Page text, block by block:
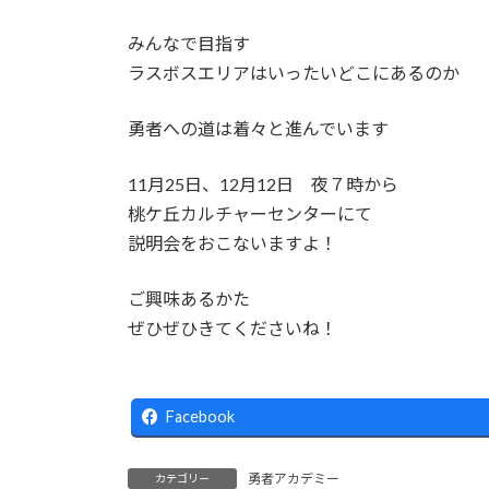
みんなで目指す
ラスボスエリアはいったいどこにあるのか
勇者への道は着々と進んでいます
11月25日、12月12日 夜７時から
桃ケ丘カルチャーセンターにて
説明会をおこないますよ！
ご興味あるかた
ぜひぜひきてくださいね！
Facebook
カテゴリー 勇者アカデミー